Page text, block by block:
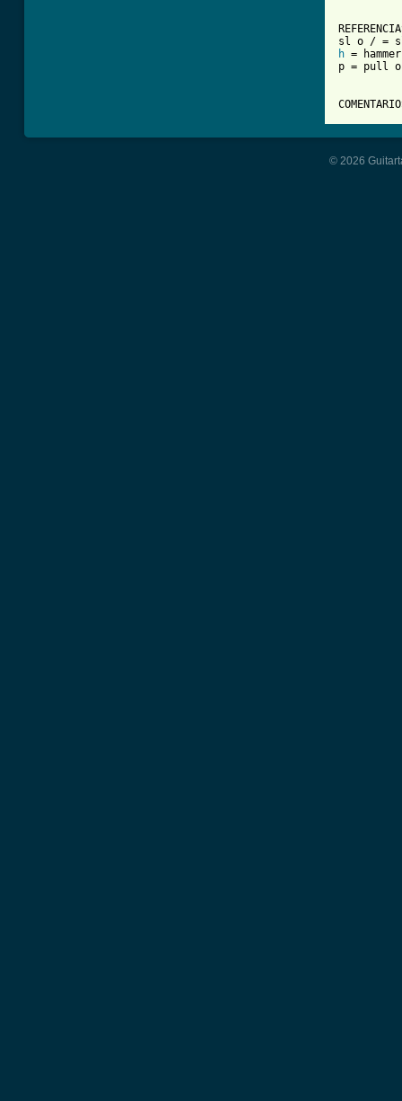
h = hammer
p = pull
© 2026